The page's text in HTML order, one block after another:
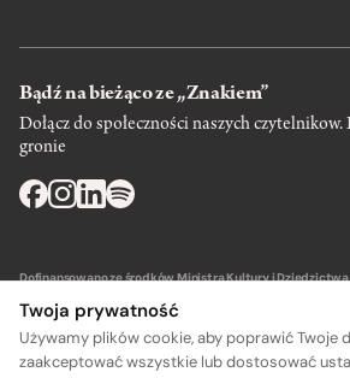
Bądź na bieżąco ze „Znakiem”
Dołącz do społeczności naszych
gronie
Dofinansowano ze środków Ministra Kultury i
Twoja prywatność
Używamy plików cookie, aby poprawić Twoje
zaakceptować wszystkie lub dostosować